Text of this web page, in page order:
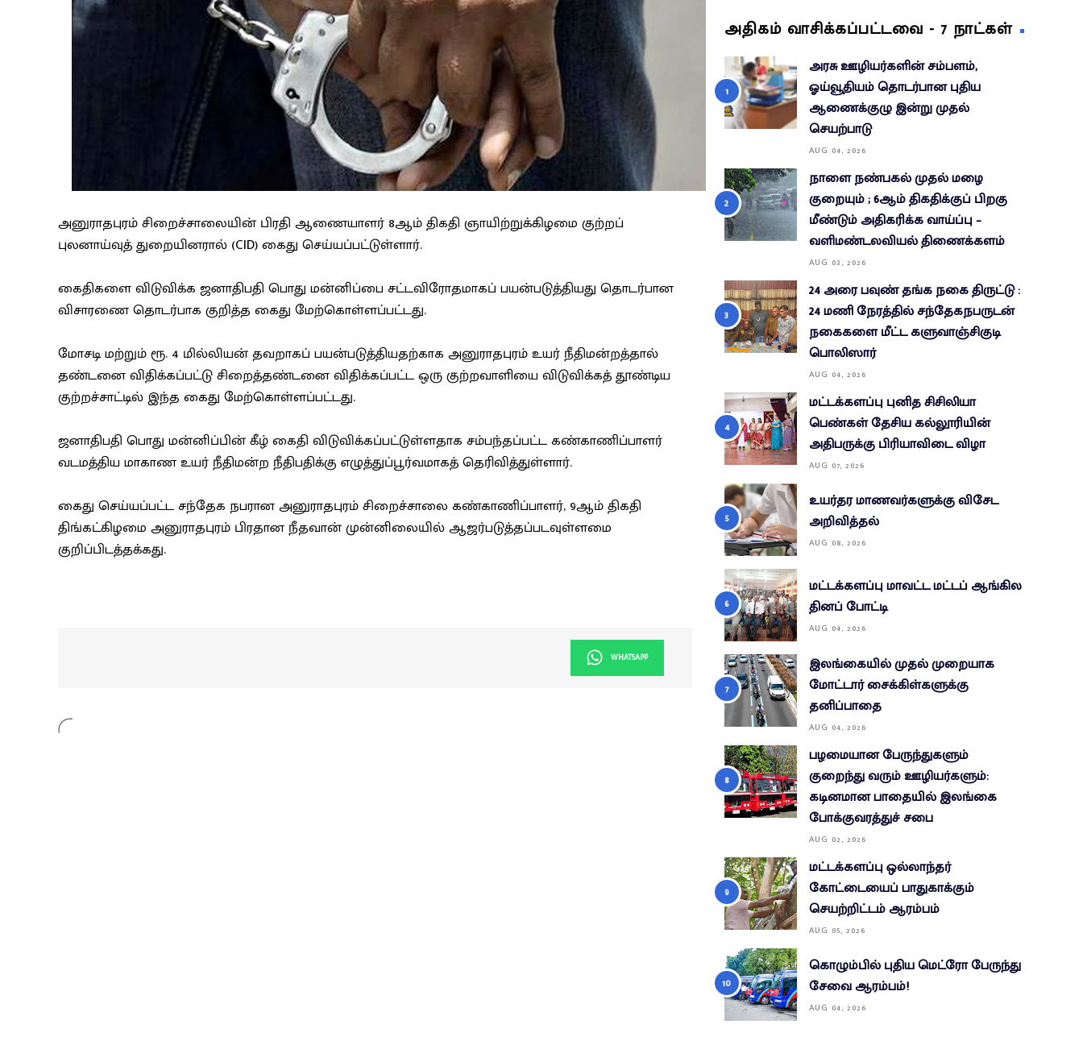
அனுராதபுரம் சிறைச்சாலையின் பிரதி ஆணையாளர் 8ஆம் திகதி ஞாயிற்றுக்கிழமை குற்றப்
புலனாய்வுத் துறையினரால் (CID) கைது செய்யப்பட்டுள்ளார்.
கைதிகளை விடுவிக்க ஜனாதிபதி பொது மன்னிப்பை சட்டவிரோதமாகப் பயன்படுத்தியது தொடர்பான
விசாரணை தொடர்பாக குறித்த கைது மேற்கொள்ளப்பட்டது.
மோசடி மற்றும் ரூ. 4 மில்லியன் தவறாகப் பயன்படுத்தியதற்காக அனுராதபுரம் உயர் நீதிமன்றத்தால்
தண்டனை விதிக்கப்பட்டு சிறைத்தண்டனை விதிக்கப்பட்ட ஒரு குற்றவாளியை விடுவிக்கத் தூண்டிய
குற்றச்சாட்டில் இந்த கைது மேற்கொள்ளப்பட்டது.
ஜனாதிபதி பொது மன்னிப்பின் கீழ் கைதி விடுவிக்கப்பட்டுள்ளதாக சம்பந்தப்பட்ட கண்காணிப்பாளர்
வடமத்திய மாகாண உயர் நீதிமன்ற நீதிபதிக்கு எழுத்துப்பூர்வமாகத் தெரிவித்துள்ளார்.
கைது செய்யப்பட்ட சந்தேக நபரான அனுராதபுரம் சிறைச்சாலை கண்காணிப்பாளர், 9ஆம் திகதி
திங்கட்கிழமை அனுராதபுரம் பிரதான நீதவான் முன்னிலையில் ஆஜர்படுத்தப்படவுள்ளமை
குறிப்பிடத்தக்கது.
WHATSAPP
அதிகம் வாசிக்கப்பட்டவை - 7 நாட்கள்
அரசு ஊழியர்களின் சம்பளம்,
ஓய்வூதியம் தொடர்பான புதிய
ஆணைக்குழு இன்று முதல்
செயற்பாடு
AUG 04, 2026
நாளை நண்பகல் முதல் மழை
குறையும் ; 6ஆம் திகதிக்குப் பிறகு
மீண்டும் அதிகரிக்க வாய்ப்பு –
வளிமண்டலவியல் திணைக்களம்
AUG 03, 2026
24 அரை பவுண் தங்க நகை திருட்டு :
24 மணி நேரத்தில் சந்தேகநபருடன்
நகைகளை மீட்ட களுவாஞ்சிகுடி
பொலிஸார்
AUG 04, 2026
மட்டக்களப்பு புனித சிசிலியா
பெண்கள் தேசிய கல்லூரியின்
அதிபருக்கு பிரியாவிடை விழா
AUG 07, 2026
உயர்தர மாணவர்களுக்கு விசேட
அறிவித்தல்
AUG 08, 2026
மட்டக்களப்பு மாவட்ட மட்டப் ஆங்கில
தினப் போட்டி
AUG 04, 2026
இலங்கையில் முதல் முறையாக
மோட்டார் சைக்கிள்களுக்கு
தனிப்பாதை
AUG 04, 2026
பழமையான பேருந்துகளும்
குறைந்து வரும் ஊழியர்களும்:
கடினமான பாதையில் இலங்கை
போக்குவரத்துச் சபை
AUG 02, 2026
மட்டக்களப்பு ஒல்லாந்தர்
கோட்டையைப் பாதுகாக்கும்
செயற்றிட்டம் ஆரம்பம்
AUG 05, 2026
கொழும்பில் புதிய மெட்ரோ பேருந்து
சேவை ஆரம்பம்!
AUG 04, 2026